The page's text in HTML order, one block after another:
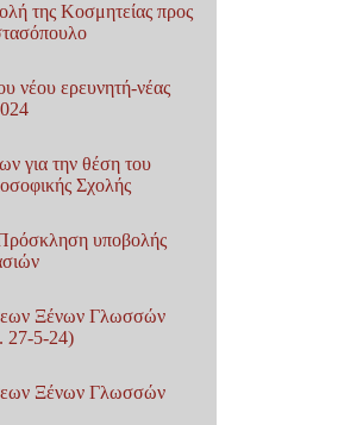
της Κοσμητείας προς
νέου ερευνητή-νέας
για την θέση του
Σχολής
υποβολής
Ξένων Γλωσσών
27-5-24)
Ξένων Γλωσσών